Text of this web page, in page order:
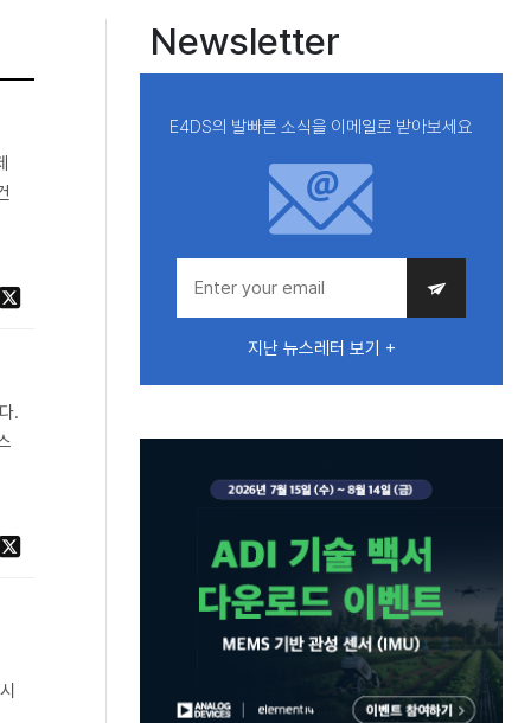
.
Newsletter
E4DS의 발빠른 소식을 이메일로 받아보세요
지난 뉴스레터 보기 +